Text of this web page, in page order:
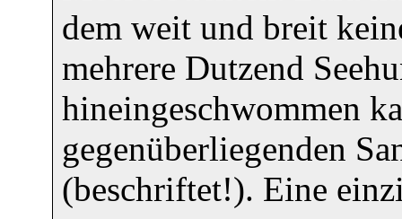
dem weit und breit
mehrere Dutzend
hineingeschwommen
gegenüberliegenden
(beschriftet!). Eine